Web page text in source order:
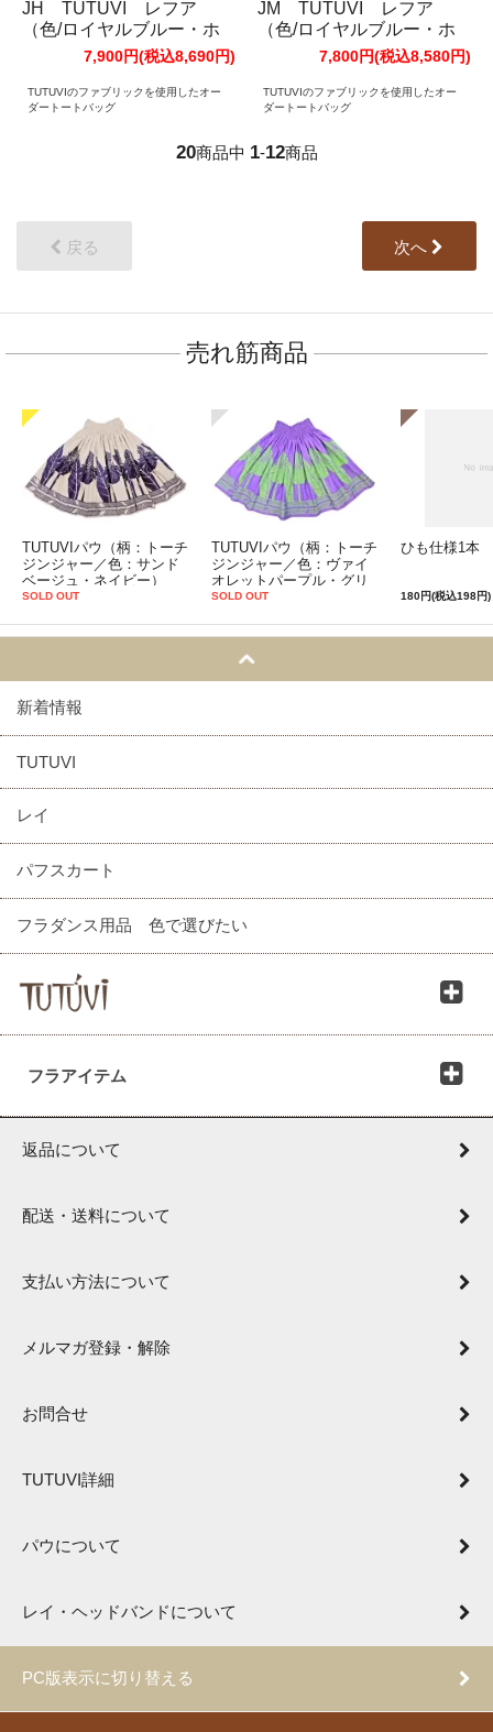
JH TUTUVI レフア
（色/ロイヤルブルー・ホ
ワイト）7,900円(税込8,690円)
TUTUVIのファブリックを使用したオー
ダートートバッグ
JM TUTUVI レフア
（色/ロイヤルブルー・ホ
ワイト）7,800円(税込8,580円)
TUTUVIのファブリックを使用したオー
ダートートバッグ
20商品中 1-12商品
戻る 次へ
売れ筋商品
TUTUVIパウ（柄：トーチ
ジンジャー／色：サンド
ベージュ・ネイビー）
SOLD OUT
TUTUVIパウ（柄：トーチ
ジンジャー／色：ヴァイ
オレットパープル・グリ
ーン）
SOLD OUT
ひも仕様1本
180円(税込198円)
新着情報
TUTUVI
レイ
パフスカート
フラダンス用品 色で選びたい
フラアイテム
返品について
配送・送料について
支払い方法について
メルマガ登録・解除
お問合せ
TUTUVI詳細
パウについて
レイ・ヘッドバンドについて
PC版表示に切り替える